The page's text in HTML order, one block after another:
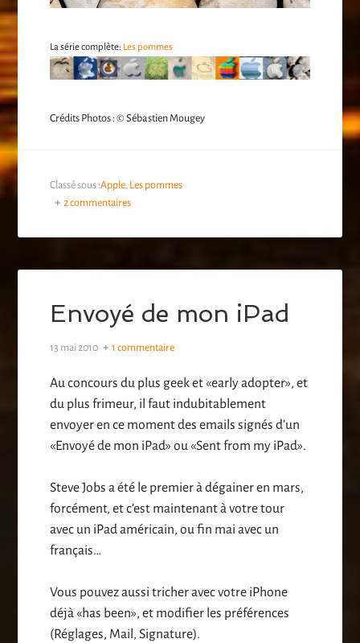
La série complète: Les pommes
Crédits Photos : © Sébastien Mougey
Classé sous :Apple, Les pommes
2 commentaires
Envoyé de mon iPad
13 mai 2010 1 commentaire
Au concours du plus geek et «early adopter», et
du plus frimeur, il faut indubitablement
envoyer en ce moment des emails signés d’un
«Envoyé de mon iPad» ou «Sent from my iPad».
Steve Jobs a été le premier à dégainer en mars,
forcément, et c’est maintenant à votre tour
avec un iPad américain, ou fin mai avec un
français…
Vous pouvez aussi tricher avec votre iPhone
déjà «has been», et modifier les préférences
(Réglages, Mail, Signature).